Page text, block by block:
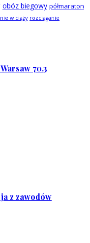
obóz biegowy półmaraton
w ciąży rozciąganie
70.3
z zawodów